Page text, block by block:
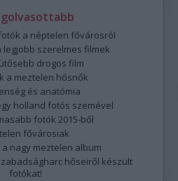
a néptelen fővárosról
legjobb szerelmes filmek
drogos film
a meztelen hősnők
és anatómia
holland fotós szemével
fotók 2015-ből
fővárosiak
nagy meztelen album
hőseiről készült
fotókat!